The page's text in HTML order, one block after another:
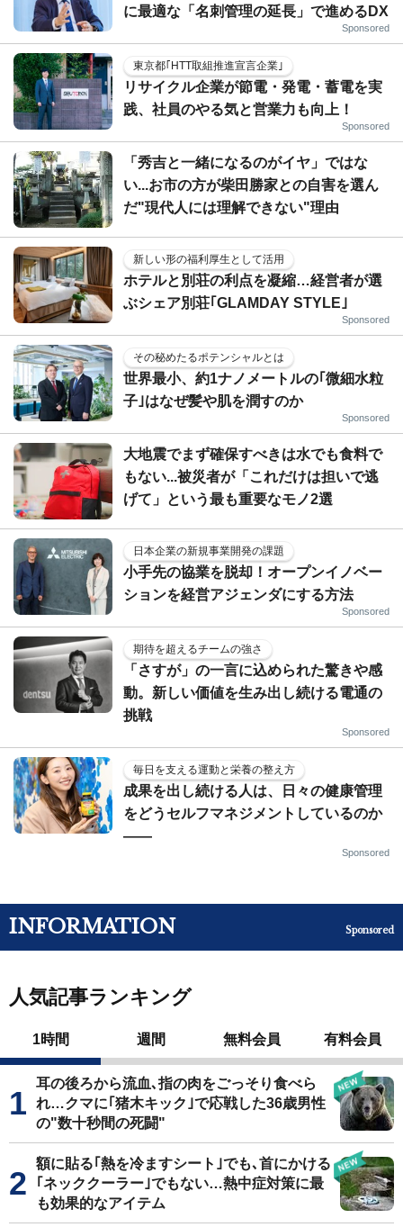
に最適な「名刺管理の延長」で進めるDX
Sponsored
東京都｢HTT取組推進宣言企業｣
リサイクル企業が節電・発電・蓄電を実
践、社員のやる気と営業力も向上！
Sponsored
「秀吉と一緒になるのがイヤ」ではな
い...お市の方が柴田勝家との自害を選ん
だ"現代人には理解できない"理由
新しい形の福利厚生として活用
ホテルと別荘の利点を凝縮…経営者が選
ぶシェア別荘｢GLAMDAY STYLE｣
Sponsored
その秘めたるポテンシャルとは
世界最小、約1ナノメートルの｢微細水粒
子｣はなぜ髪や肌を潤すのか
Sponsored
大地震でまず確保すべきは水でも食料で
もない...被災者が「これだけは担いで逃
げて」という最も重要なモノ2選
日本企業の新規事業開発の課題
小手先の協業を脱却！オープンイノベー
ションを経営アジェンダにする方法
Sponsored
期待を超えるチームの強さ
「さすが」の一言に込められた驚きや感
動。新しい価値を生み出し続ける電通の
挑戦
Sponsored
毎日を支える運動と栄養の整え方
成果を出し続ける人は、日々の健康管理
をどうセルフマネジメントしているのか
——
Sponsored
INFORMATION Sponsored
人気記事ランキング
1時間 週間 無料会員 有料会員
耳の後ろから流血､指の肉をごっそり食べら
れ…クマに｢猪木キック｣で応戦した36歳男性
の"数十秒間の死闘"
額に貼る｢熱を冷ますシート｣でも､首にかける
｢ネッククーラー｣でもない…熱中症対策に最
も効果的なアイテム